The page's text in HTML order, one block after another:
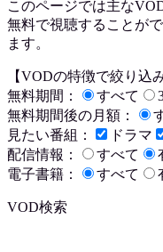
このページでは主な
無料で視聴することが
ます。
【VODの特徴で絞り込
無料期間：
すべて
無料期間後の月額：
見たい番組：
ドラマ
配信情報：
すべて
電子書籍：
すべて
VOD検索